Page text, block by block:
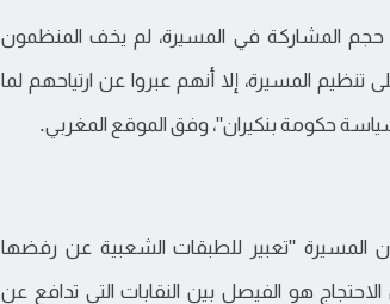
حجم المشاركة في المسيرة، لم يخف المنظمون
المسيرة، إلا أنهم عبروا عن ارتياحهم لما
حكومة بنكيران"، وفق الموقع المغربي.
أن المسيرة "تعبير للطبقات الشعبية عن رفضها
هو الفيصل بين النقابات التي تدافع عن